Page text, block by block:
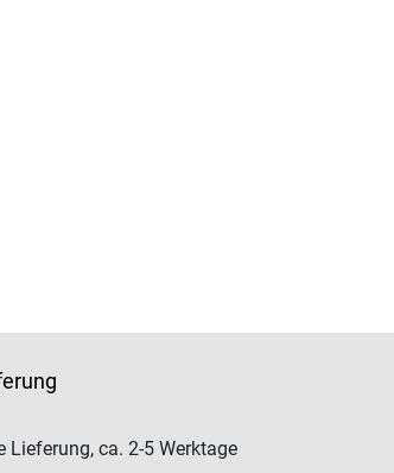
Lieferung, ca. 2-5 Werktage